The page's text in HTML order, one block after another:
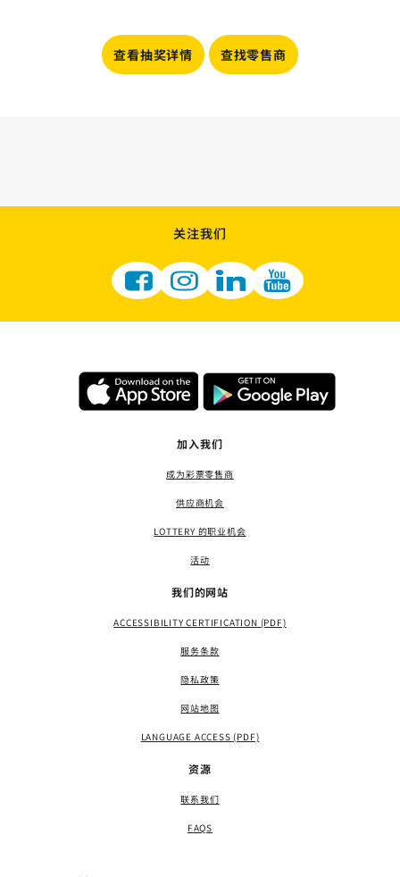
查看抽奖详情 查找零售商
关注我们
加入我们
成为彩票零售商
供应商机会
LOTTERY 的职业机会
活动
我们的网站
ACCESSIBILITY CERTIFICATION (PDF)
服务条款
隐私政策
网站地图
LANGUAGE ACCESS (PDF)
资源
联系我们
FAQS